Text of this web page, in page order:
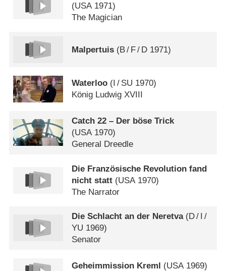
(USA1971)
The Magician
Malpertuis (B/ F/ D 1971)
Waterloo ( / SU 1970)
König Ludwig XVIII
Catch 22 – Der böse Trick
(USA1970)
General Dreedle
Die Französische Revolution fand
nicht statt (USA 1970)
The Narrator
Die Schlacht an der Neretva(D/ /
YU 1969)
Senator
Geheimmission Kreml (USA1969)